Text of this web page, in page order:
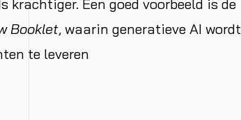
krachtiger. Een goed voorbeeld is de
Booklet, waarin generatieve AI wordt
te leveren